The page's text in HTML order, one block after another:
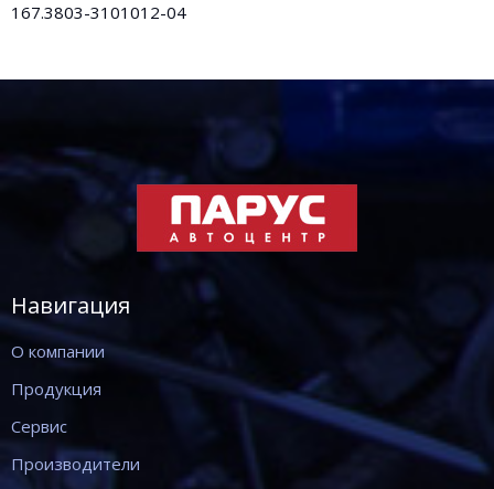
167.3803-3101012-04
Навигация
О компании
Продукция
Сервис
Производители